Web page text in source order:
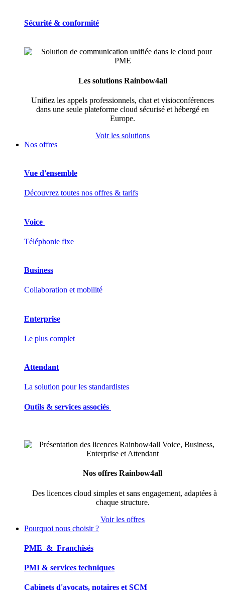
Sécurité & conformité
Les solutions Rainbow4all
Unifiez les appels professionnels, chat et visioconférences
dans une seule plateforme cloud sécurisé et hébergé en
Europe.
Voir les solutions
Nos offres
Vue d'ensemble
Découvrez toutes nos offres & tarifs
Voice
Téléphonie fixe
Business
Collaboration et mobilité
Enterprise
Le plus complet
Attendant
La solution pour les standardistes
Outils & services associés
Nos offres Rainbow4all
Des licences cloud simples et sans engagement, adaptées à
chaque structure.
Voir les offres
Pourquoi nous choisir ?
PME & Franchisés
PMI & services techniques
Cabinets d'avocats, notaires et SCM